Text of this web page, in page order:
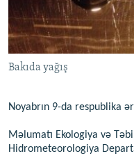
FOTOQALEREYA
İNFOQRAFIKA
KARIKATURA
OXU ZALI
AZƏRBAYCAN ƏDƏBIYYATI
İSLAM VƏ DEMOKRATIYA
HAQQIMIZDA
MISSIYAMIZ
PEŞƏ ETIKASI VƏ
BIZIMLƏ ƏLAQƏ
BIZI IZLƏ
Bakıda yağış
Noyabrın 9-da respublika
Məlumatı Ekologiya və
Hidrometeorologiya